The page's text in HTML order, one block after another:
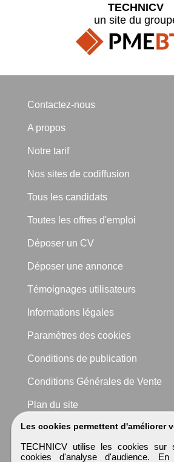
Les cookies permettent d'améliorer
TECHNICV utilise les cookies sur
cookies d'analyse d'audience. En
TECHNICV
un site du
Contactez-nous
A propos
Notre tarif
Nos sites de codiffusion
Tous les candidats
Toutes les offres d'emploi
Déposer un CV
Déposer une annonce
Témoignages utilisateurs
Informations légales
Paramètres des cookies
Conditions de publication
Conditions Générales de Vente
Plan du site